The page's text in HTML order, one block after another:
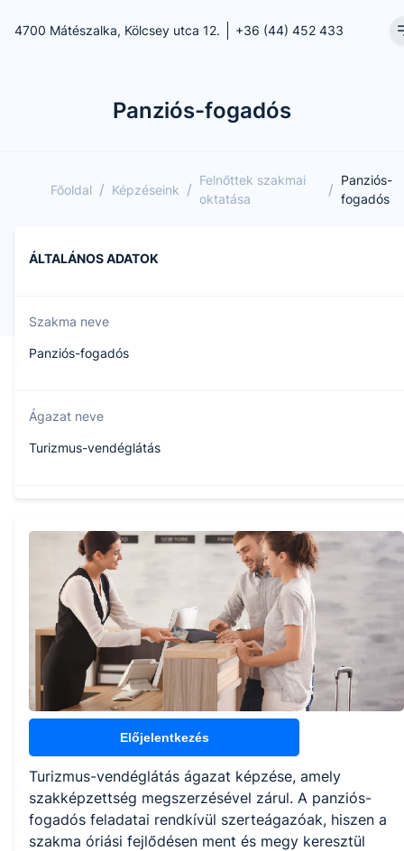
4700 Mátészalka, Kölcsey utca 12. +36 (44) 452 433
Panziós-fogadós
Főoldal / Képzéseink /
Felnőttek szakmai
oktatása
/
Panziós-
fogadós
ÁLTALÁNOS ADATOK
Szakma neve
Panziós-fogadós
Ágazat neve
Turizmus-vendéglátás
410132303
Képzés időtartama
3 év
Választható szakmairányok:
Nem válaszható
KKK/PTT
KKK letöltése (pdf)
PTT letöltése (pdf)
Előjelentkezés
Turizmus-vendéglátás ágazat képzése, amely
szakképzettség megszerzésével zárul. A panziós-
fogadós feladatai rendkívül szerteágazóak, hiszen a
szakma óriási fejlődésen ment és megy keresztül